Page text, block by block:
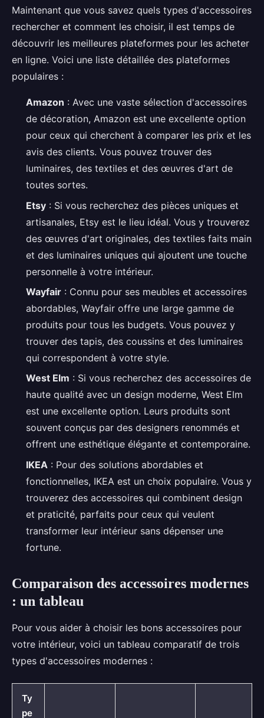
Maintenant que vous savez quels types d'accessoires
rechercher et comment les choisir, il est temps de
découvrir les meilleures plateformes pour les acheter
en ligne. Voici une liste détaillée des plateformes
populaires :
Amazon : Avec une vaste sélection d'accessoires
de décoration, Amazon est une excellente option
pour ceux qui cherchent à comparer les prix et les
avis des clients. Vous pouvez trouver des
luminaires, des textiles et des œuvres d'art de
toutes sortes.
Etsy : Si vous recherchez des pièces uniques et
artisanales, Etsy est le lieu idéal. Vous y trouverez
des œuvres d'art originales, des textiles faits main
et des luminaires uniques qui ajoutent une touche
personnelle à votre intérieur.
Wayfair : Connu pour ses meubles et accessoires
abordables, Wayfair offre une large gamme de
produits pour tous les budgets. Vous pouvez y
trouver des tapis, des coussins et des luminaires
qui correspondent à votre style.
West Elm : Si vous recherchez des accessoires de
haute qualité avec un design moderne, West Elm
est une excellente option. Leurs produits sont
souvent conçus par des designers renommés et
offrent une esthétique élégante et contemporaine.
IKEA : Pour des solutions abordables et
fonctionnelles, IKEA est un choix populaire. Vous y
trouverez des accessoires qui combinent design
et praticité, parfaits pour ceux qui veulent
transformer leur intérieur sans dépenser une
fortune.
Comparaison des accessoires modernes
: un tableau
Pour vous aider à choisir les bons accessoires pour
votre intérieur, voici un tableau comparatif de trois
types d'accessoires modernes :
Ty
pe